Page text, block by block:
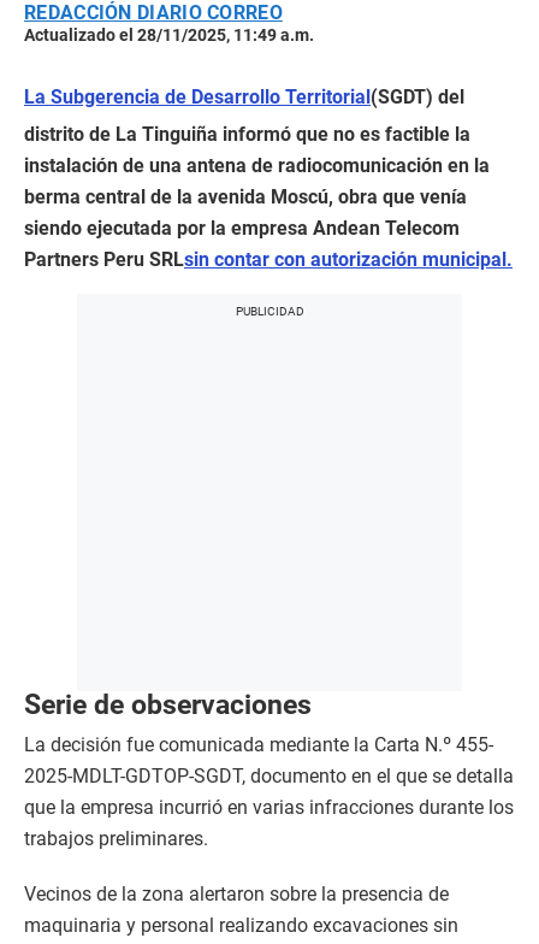
REDACCIÓN DIARIO CORREO
Actualizado el 28/11/2025, 11:49 a.m.
La Subgerencia de Desarrollo Territorial (SGDT) del
distrito de La Tinguiña informó que no es factible la
instalación de una antena de radiocomunicación en la
berma central de la avenida Moscú, obra que venía
siendo ejecutada por la empresa Andean Telecom
Partners Peru SRLsin contar con autorización municipal.
Serie de observaciones
La decisión fue comunicada mediante la Carta N.º 455-
2025-MDLT-GDTOP-SGDT, documento en el que se detalla
que la empresa incurrió en varias infracciones durante los
trabajos preliminares.
Vecinos de la zona alertaron sobre la presencia de
maquinaria y personal realizando excavaciones sin